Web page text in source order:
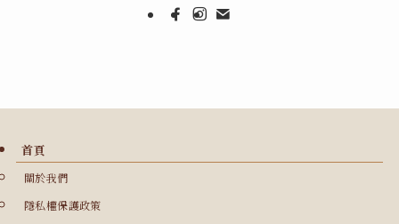
首頁
關於我們
隱私權保護政策